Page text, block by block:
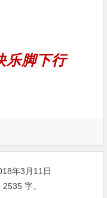
乐脚下行
年3月11日
字。